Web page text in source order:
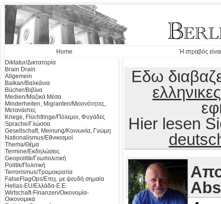
Home
Ή στραβός
Diktatur/Δικτατορία
Brain Drain
Allgemein
Balkan/Βαλκάνια
Bücher/Βιβλια
Medien/Μαζικά Μέσα
Minderheiten, Migranten/Μειονότητες,
Μετανάστες
Kriege, Flüchtlinge/Πόλεμοι, Φυγάδες
Sprache/Γλώσσα
Gesellschaft, Meinung/Κοινωνία, Γνώμη
Nationalismus/Εθνικισμοί
Thema/Θέμα
Termine/Εκδηλώσεις
Geopolitik/Γεωπολιτική
Politik/Πολιτική
Terrorismus/Τρομοκρατία
FalseFlagOps/Επιχ. με ψευδή σημαία
Hellas-EU/Ελλάδα-Ε.Ε.
Wirtschaft-Finanzen/Οικονομία-
Οικονομικά
Εδω
ελληνικες
Hier lesen